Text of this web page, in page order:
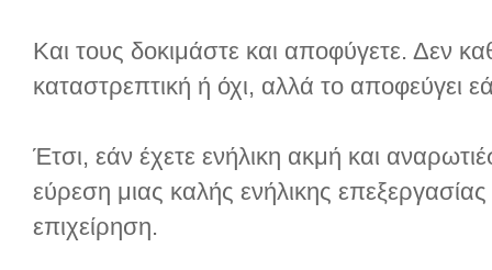
Και τους δοκιμάστε και αποφύγετε. Δεν
καταστρεπτική ή όχι, αλλά το αποφεύγει
Έτσι, εάν έχετε ενήλικη ακμή και
εύρεση μιας καλής ενήλικης
επιχείρηση.